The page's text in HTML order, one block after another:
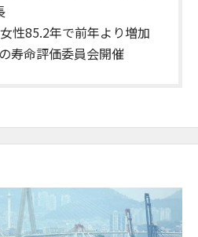
性85.2年で前年より増加
寿命評価委員会開催